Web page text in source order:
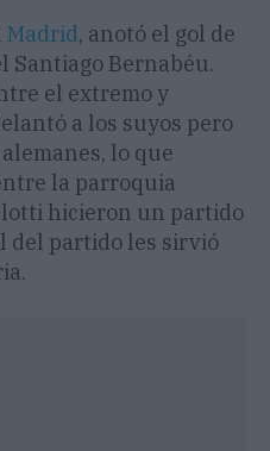
Madrid, anotó el gol de
Santiago Bernabéu.
el extremo y
a los suyos pero
lo que
la parroquia
hicieron un partido
del partido les sirvió